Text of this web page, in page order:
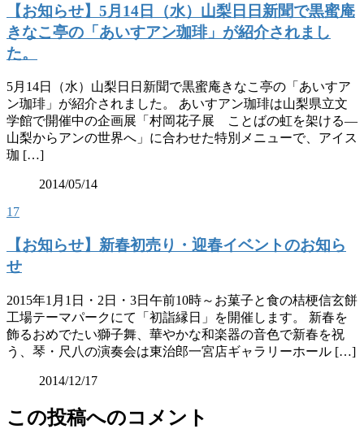
【お知らせ】5月14日（水）山梨日日新聞で黒蜜庵
きなこ亭の「あいすアン珈琲」が紹介されまし
た。
5月14日（水）山梨日日新聞で黒蜜庵きなこ亭の「あいすア
ン珈琲」が紹介されました。 あいすアン珈琲は山梨県立文
学館で開催中の企画展「村岡花子展 ことばの虹を架ける―
山梨からアンの世界へ」に合わせた特別メニューで、アイス
珈 […]
2014/05/14
17
【お知らせ】新春初売り・迎春イベントのお知ら
せ
2015年1月1日・2日・3日午前10時～お菓子と食の桔梗信玄餅
工場テーマパークにて「初詣縁日」を開催します。 新春を
飾るおめでたい獅子舞、華やかな和楽器の音色で新春を祝
う、琴・尺八の演奏会は東治郎一宮店ギャラリーホール […]
2014/12/17
この投稿へのコメント